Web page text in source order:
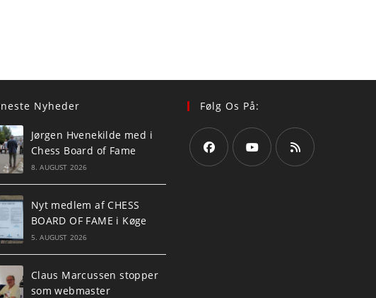
Nyheder
Jørgen Hvenekilde med i
Chess Board of Fame
8. AUGUST 2026
Nyt medlem af CHESS
BOARD OF FAME i Køge
5. AUGUST 2026
Claus Marcussen stopper
som webmaster
Følg Os På: